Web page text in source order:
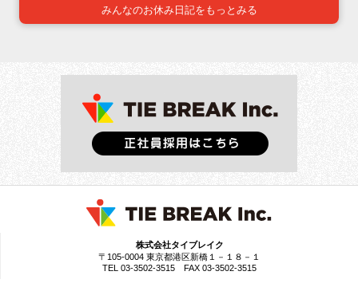
みんなのお休み日記をもっとみる
株式会社タイブレイク
〒105-0004 東京都港区新橋１－１８－１
TEL 03-3502-3515 FAX 03-3502-3515